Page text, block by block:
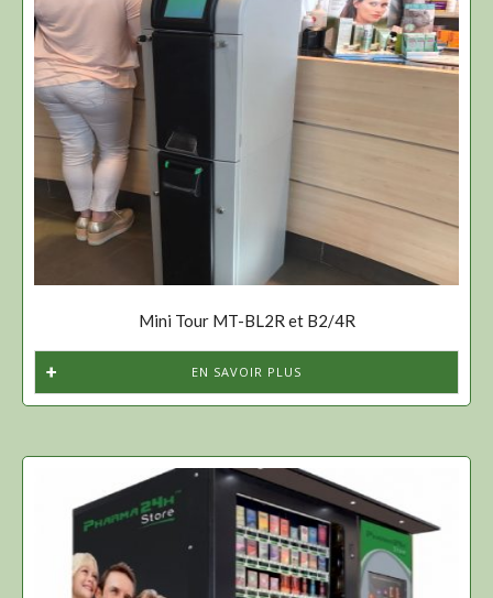
Mini Tour MT-BL2R et B2/4R
EN SAVOIR PLUS